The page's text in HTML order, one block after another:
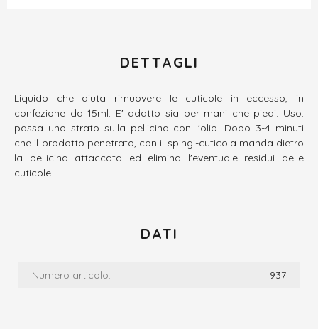
DETTAGLI
Liquido che aiuta rimuovere le cuticole in eccesso, in
confezione da 15ml. E' adatto sia per mani che piedi. Uso:
passa uno strato sulla pellicina con l'olio. Dopo 3-4 minuti
che il prodotto penetrato, con il spingi-cuticola manda dietro
la pellicina attaccata ed elimina l'eventuale residui delle
cuticole.
DATI
Numero articolo: 937